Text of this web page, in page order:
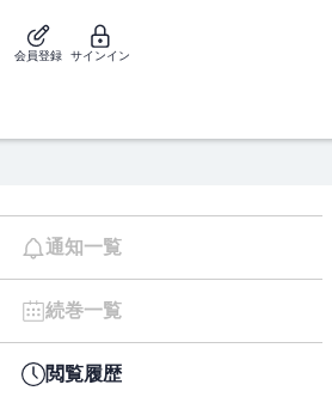
会員登録 サインイン
通知一覧
続巻一覧
閲覧履歴